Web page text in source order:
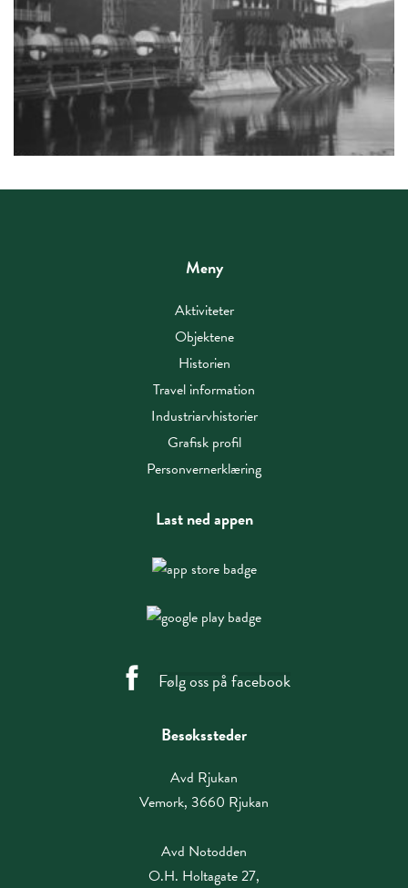
Meny
Aktiviteter
Objektene
Historien
Travel information
Industriarvhistorier
Grafisk profil
Personvernerklæring
Last ned appen
Følg oss på facebook
Besøkssteder
Avd Rjukan
Vemork, 3660 Rjukan
Avd Notodden
O.H. Holtagate 27,